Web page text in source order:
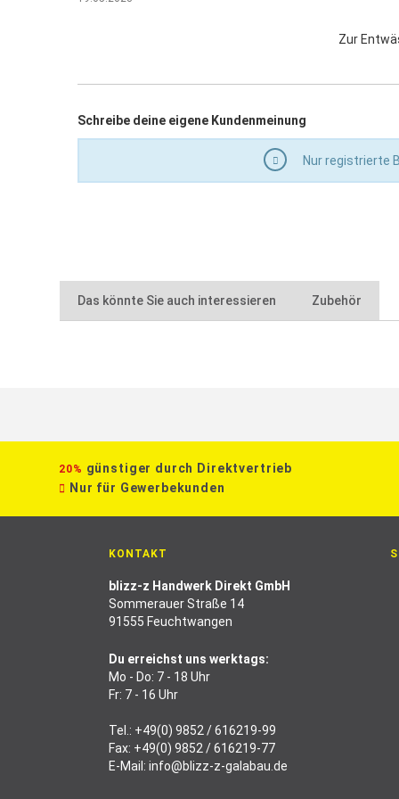
Zur
Schreibe deine eigene Kundenmeinung
Nur registrierte
Das könnte Sie auch interessieren Zubehör
20% günstiger durch Direktvertrieb
Nur für Gewerbekunden
KONTAKT
blizz-z Handwerk Direkt GmbH
Sommerauer Straße 14
91555 Feuchtwangen
Du erreichst uns werktags:
Mo - Do: 7 - 18 Uhr
Fr: 7 - 16 Uhr
Tel.: +49(0) 9852 / 616219-99
Fax: +49(0) 9852 / 616219-77
E-Mail: info@blizz-z-galabau.de